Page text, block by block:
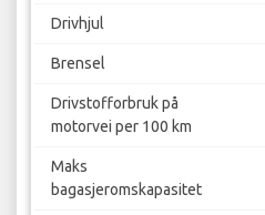
Drivhjul
Brensel
Drivstofforbruk på
motorvei per 100 km
Maks
bagasjeromskapasitet